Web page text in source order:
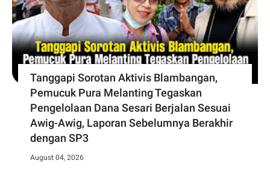
Tanggapi Sorotan Aktivis Blambangan,
Pemucuk Pura Melanting Tegaskan
Pengelolaan Dana Sesari Berjalan Sesuai
Awig-Awig, Laporan Sebelumnya Berakhir
dengan SP3
August 04, 2026